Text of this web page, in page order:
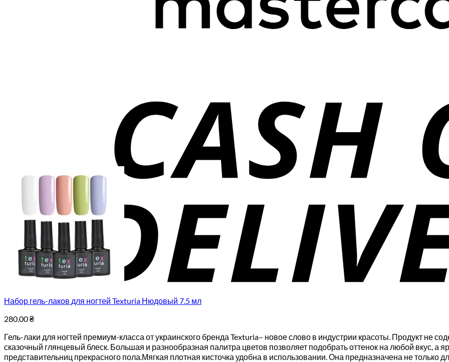
Набор гель-лаков для ногтей Texturia Нюдовый 7.5 мл
280.00₴
Гель-лаки для ногтей премиум-класса от украинского бренда Texturia– новое слово в индустрии красоты. Продукт не
сказочный глянцевый блеск. Большая и разнообразная палитра цветов позволяет подобрать оттенок на любой вкус, а
представительниц прекрасного пола.Мягкая плотная кисточка удобна в использовании. Она предназначена не только